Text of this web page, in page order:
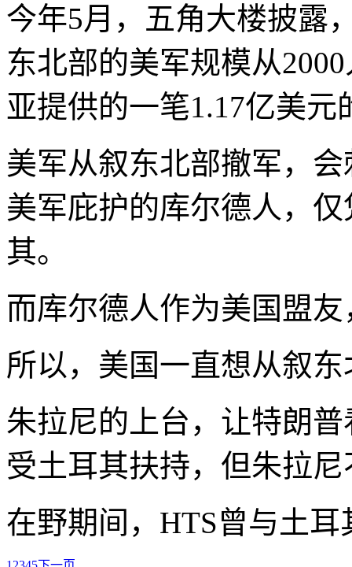
今年5月，五角大楼披露
东北部的美军规模从
亚提供的一笔1.17亿美元
美军从叙东北部撤军，
美军庇护的库尔德人，
其。
而库尔德人作为美国盟
所以，美国一直想从叙
朱拉尼的上台，让特朗
受土耳其扶持，但朱拉
在野期间，HTS曾与土